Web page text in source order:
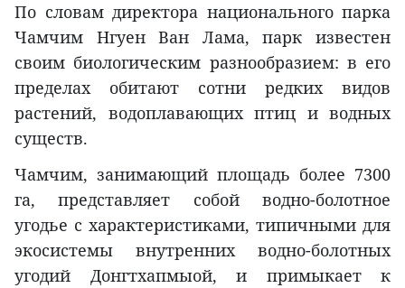
По словам директора национального парка
Чамчим Нгуен Ван Лама, парк известен
своим биологическим разнообразием: в его
пределах обитают сотни редких видов
растений, водоплавающих птиц и водных
существ.
Чамчим, занимающий площадь более 7300
га, представляет собой водно-болотное
угодье с характеристиками, типичными для
экосистемы внутренних водно-болотных
угодий Донгтхапмыой, и примыкает к